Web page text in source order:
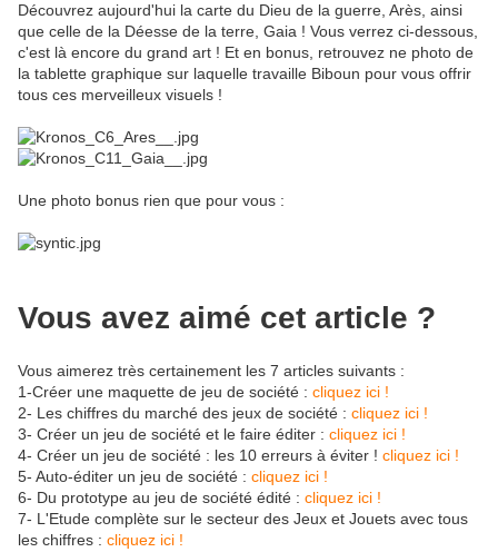
Découvrez aujourd'hui la carte du Dieu de la guerre, Arès, ainsi
que celle de la Déesse de la terre, Gaia ! Vous verrez ci-dessous,
c'est là encore du grand art ! Et en bonus, retrouvez ne photo de
la tablette graphique sur laquelle travaille Biboun pour vous offrir
tous ces merveilleux visuels !
Une photo bonus rien que pour vous :
Vous avez aimé cet article ?
Vous aimerez très certainement les 7 articles suivants :
1-Créer une maquette de jeu de société : cliquez ici !
2- Les chiffres du marché des jeux de société : cliquez ici !
3- Créer un jeu de société et le faire éditer : cliquez ici !
4- Créer un jeu de société : les 10 erreurs à éviter ! cliquez ici !
5- Auto-éditer un jeu de société : cliquez ici !
6- Du prototype au jeu de société édité : cliquez ici !
7- L'Etude complète sur le secteur des Jeux et Jouets avec tous
les chiffres : cliquez ici !